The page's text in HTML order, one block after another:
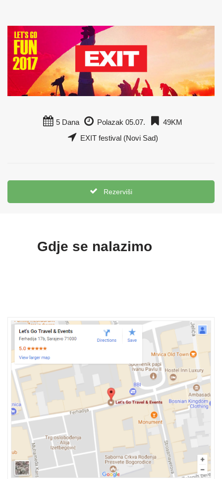
5 Dana Polazak 05.07.
49KM
EXIT festival (Novi Sad)
Rezerviši
Gdje se nalazimo